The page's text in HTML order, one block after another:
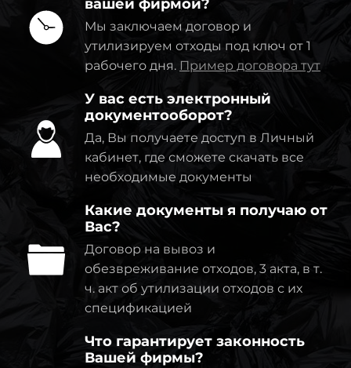
вашей фирмой?
Мы заключаем договор и
утилизируем отходы под ключ от 1
рабочего дня. Пример договора тут
У вас есть электронный
документооборот?
Да, Вы получаете доступ в Личный
кабинет, где сможете скачать все
необходимые документы
Какие документы я получаю от
Вас?
Договор на вывоз и
обезвреживание отходов, 3 акта, в т.
ч. акт об утилизации отходов с их
спецификацией
Что гарантирует законность
Вашей фирмы?